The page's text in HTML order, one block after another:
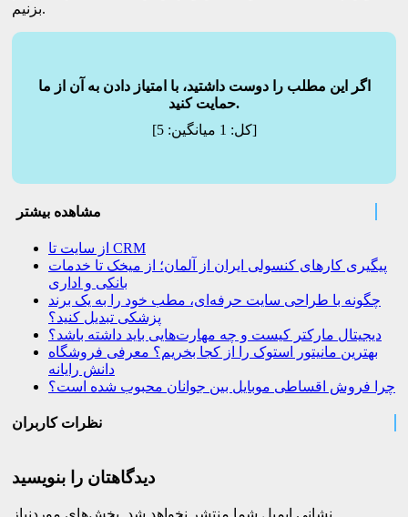
بزنیم.
اگر این مطلب را دوست داشتید، با امتیاز دادن به آن از ما
حمایت کنید.
[کل: 1 میانگین:5 ]
مشاهده بیشتر
از سایت تا CRM
پیگیری کارهای کنسولی ایران از آلمان؛ از میخک تا خدمات
بانکی و اداری
چگونه با طراحی سایت حرفه‌ای، مطب خود را به یک برند
پزشکی تبدیل کنید؟
دیجیتال مارکتر کیست و چه مهارت‌هایی باید داشته باشد؟
بهترین مانیتور استوک را از کجا بخریم؟ معرفی فروشگاه
دانش رایانه
چرا فروش اقساطی موبایل بین جوانان محبوب شده است؟
نظرات کاربران
دیدگاهتان را بنویسید
نشانی ایمیل شما منتشر نخواهد شد. بخش‌های موردنیاز